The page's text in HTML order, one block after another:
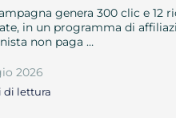
genera 300 clic e 12
in un programma di
non paga …
2026
di lettura